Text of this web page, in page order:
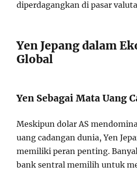
diperdagangkan di pasar
Yen Jepang dalam
Global
Yen Sebagai Mata Uang
Meskipun dolar AS
uang cadangan dunia, Yen
memiliki peran penting.
bank sentral memilih untuk